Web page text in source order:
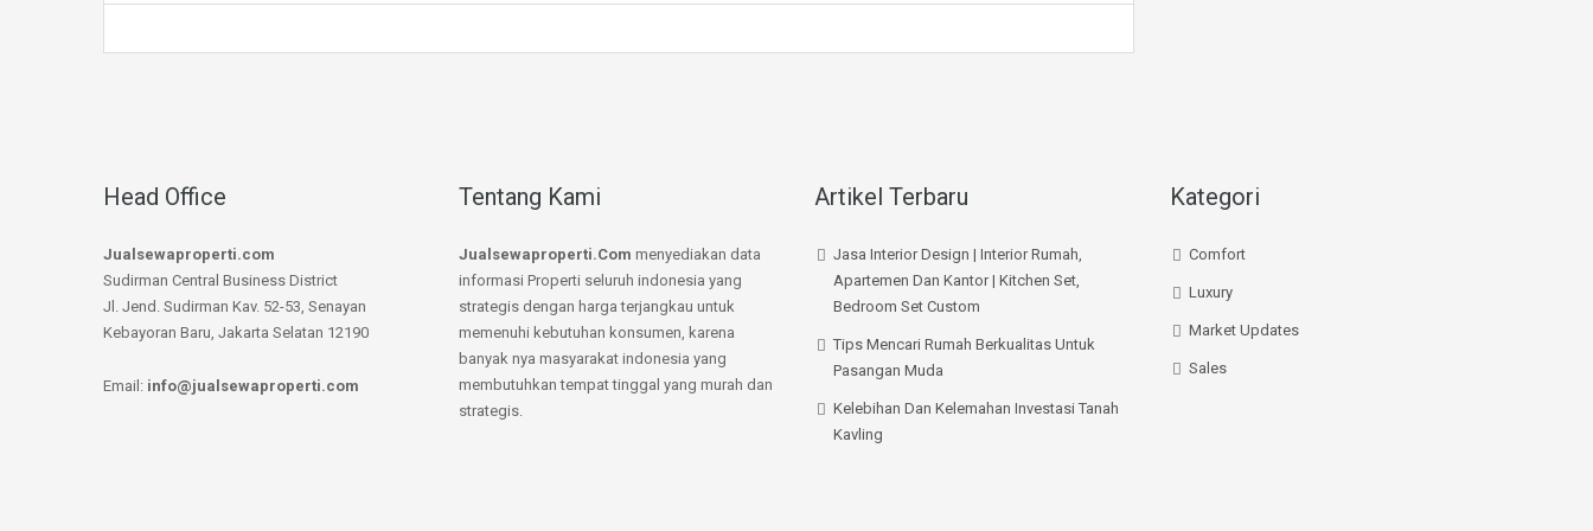
Head Office
Jualsewaproperti.com
Sudirman Central Business District
Jl. Jend. Sudirman Kav. 52-53, Senayan
Kebayoran Baru, Jakarta Selatan 12190
Email: info@jualsewaproperti.com
Tentang Kami
Jualsewaproperti.Com menyediakan data
informasi Properti seluruh indonesia yang
strategis dengan harga terjangkau untuk
memenuhi kebutuhan konsumen, karena
banyak nya masyarakat indonesia yang
membutuhkan tempat tinggal yang murah dan
strategis.
Artikel Terbaru
Jasa Interior Design | Interior Rumah,
Apartemen Dan Kantor | Kitchen Set,
Bedroom Set Custom
Tips Mencari Rumah Berkualitas Untuk
Pasangan Muda
Kelebihan Dan Kelemahan Investasi Tanah
Kavling
Kategori
Comfort
Luxury
Market Updates
Sales